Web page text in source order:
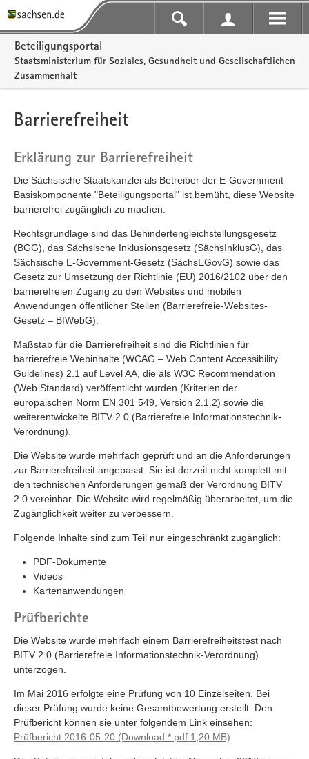
Portalnavigation
Beteiligungsportal
Staatsministerium für Soziales, Gesundheit und Gesellschaftlichen
Zusammenhalt
Barrierefreiheit
Erklärung zur Barrierefreiheit
Die Sächsische Staatskanzlei als Betreiber der E-Government
Basiskomponente "Beteiligungsportal" ist bemüht, diese Website
barrierefrei zugänglich zu machen.
Rechtsgrundlage sind das Behindertengleichstellungsgesetz
(BGG), das Sächsische Inklusionsgesetz (SächsInklusG), das
Sächsische E-Government-Gesetz (SächsEGovG) sowie das
Gesetz zur Umsetzung der Richtlinie (EU) 2016/2102 über den
barrierefreien Zugang zu den Websites und mobilen
Anwendungen öffentlicher Stellen (Barrierefreie-Websites-
Gesetz – BfWebG).
Maßstab für die Barrierefreiheit sind die Richtlinien für
barrierefreie Webinhalte (WCAG – Web Content Accessibility
Guidelines) 2.1 auf Level AA, die als W3C Recommendation
(Web Standard) veröffentlicht wurden (Kriterien der
europäischen Norm EN 301 549, Version 2.1.2) sowie die
weiterentwickelte BITV 2.0 (Barrierefreie Informationstechnik-
Verordnung).
Die Website wurde mehrfach geprüft und an die Anforderungen
zur Barrierefreiheit angepasst. Sie ist derzeit nicht komplett mit
den technischen Anforderungen gemäß der Verordnung BITV
2.0 vereinbar. Die Website wird regelmäßig überarbeitet, um die
Zugänglichkeit weiter zu verbessern.
Folgende Inhalte sind zum Teil nur eingeschränkt zugänglich:
PDF-Dokumente
Videos
Kartenanwendungen
Prüfberichte
Die Website wurde mehrfach einem Barrierefreiheitstest nach
BITV 2.0 (Barrierefreie Informationstechnik-Verordnung)
unterzogen.
Im Mai 2016 erfolgte eine Prüfung von 10 Einzelseiten. Bei
dieser Prüfung wurde keine Gesamtbewertung erstellt. Den
Prüfbericht können sie unter folgendem Link einsehen:
Prüfbericht 2016-05-20 (Download *.pdf 1,20 MB)